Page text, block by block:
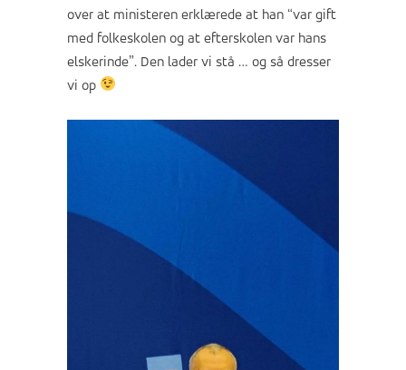
over at ministeren erklærede at han “var gift
med folkeskolen og at efterskolen var hans
elskerinde”. Den lader vi stå … og så dresser
vi op